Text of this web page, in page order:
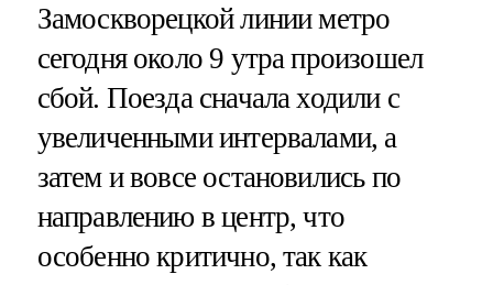
Замоскворецкой линии метро
сегодня около 9 утра произошел
сбой. Поезда сначала ходили с
увеличенными интервалами, а
затем и вовсе остановились по
направлению в центр, что
особенно критично, так как